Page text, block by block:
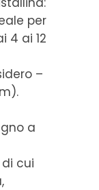
per
4 ai 12
–
a
cui